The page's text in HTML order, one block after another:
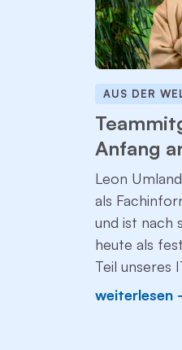
AUS DER
Anfang
Leon
als
und ist nach
heute als
Teil unseres
weiterlesen